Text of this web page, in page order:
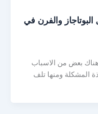
والفرن في
هناك بعض من الاسباب
المشكلة ومنها تلف